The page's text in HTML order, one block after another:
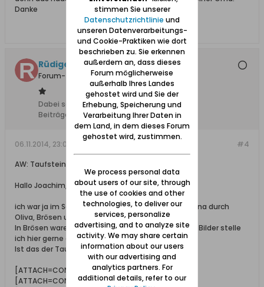
Danke
Rüdiger S.
Forum-Teilnehmer
Dabei seit:
05.01.2012
Beiträge:
686
#4
06.11.2014, 23:00
AW: Taufstein von Brösen
Hallo Joachim,
ich war ja im Sommer 2 sehr schöne Tage mit Regina durch
Oliva, Brösen und Heubude unterwegs.
In Brösen waren wir auch in der Antoniuskirche, die Bilder stelle
ich hier gerne ein.
Ist das der Taufstein, den Du suchst?
[ATTACH=CONFIG]18776[/ATTACH]
[ATTACH=CONFIG]18778[/ATTACH]
stimmen Sie unserer
Datenschutzrichtlinie und
unseren Datenverarbeitungs-
und Cookie-Praktiken wie dort
beschrieben zu. Sie erkennen
außerdem an, dass dieses
Forum möglicherweise
außerhalb Ihres Landes
gehostet wird und Sie der
Erhebung, Speicherung und
Verarbeitung Ihrer Daten in
dem Land, in dem dieses Forum
gehostet wird, zustimmen.
We process personal data
about users of our site, through
the use of cookies and other
technologies, to deliver our
services, personalize
advertising, and to analyze site
activity. We may share certain
information about our users
with our advertising and
analytics partners. For
additional details, refer to our